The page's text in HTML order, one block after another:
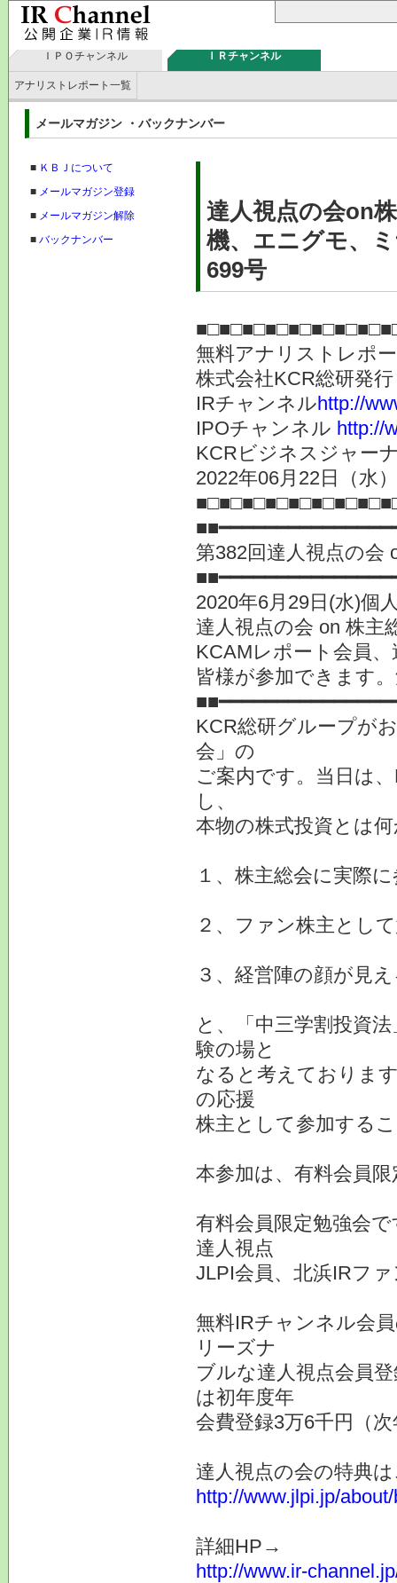
ＩＰＯチャンネル ＩＲチャンネル
アナリストレポート一覧
メールマガジン ・バックナンバー
■ ＫＢＪについて
■ メールマガジン登録
■ メールマガジン解除
■ バックナンバー
達人視点の会on
機、エニグモ、
699号
無料アナリストレポ
株式会社
IRチャンネルhttp://
IPOチャンネル http://
KCRビジネスジャー
2022年06月22日（水
第382回達人視点の会
2020年6月29日(水)個
達人視点の会 on 株主
KCAMレポート会員
皆様が参加できます
KCR総研グループが
会」の
ご案内です。当日は
し、
本物の株式投資とは
１、株主総会に実際
２、ファン株主とし
３、経営陣の顔が見
と、「中三学割投資
験の場と
なると考えておりま
の応援
株主として参加する
本参加は、有料会員
有料会員限定勉強会
達人視点
JLPI会員、北浜IRフ
無料IRチャンネル会
リーズナ
ブルな達人視点会員
は初年度年
会費登録3万6千円（
達人視点の会の特典
http://www.jlpi.jp/
詳細HP→
http://www.ir-